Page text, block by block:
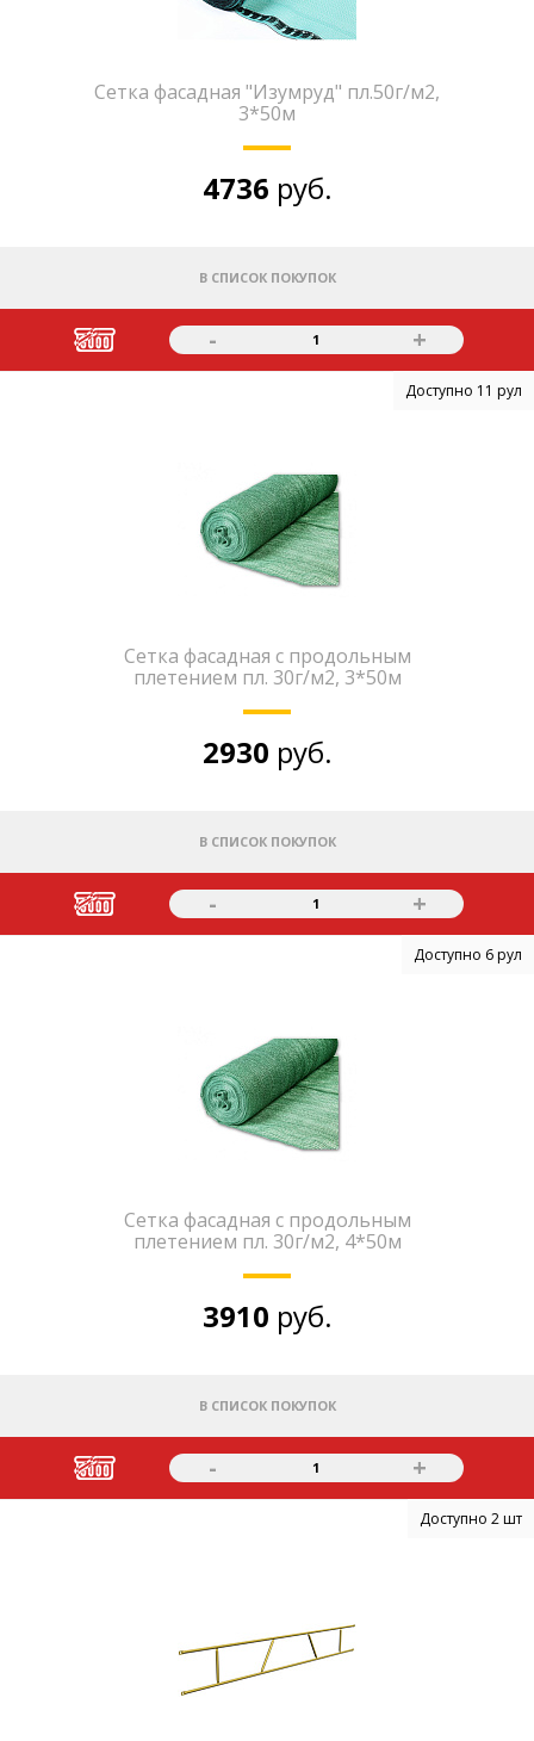
Сетка фасадная "Изумруд" пл.50г/м2,
3*50м
4736 руб.
В СПИСОК ПОКУПОК
- 1 +
Доступно 11 рул
Сетка фасадная с продольным
плетением пл. 30г/м2, 3*50м
2930 руб.
В СПИСОК ПОКУПОК
- 1 +
Доступно 6 рул
Сетка фасадная с продольным
плетением пл. 30г/м2, 4*50м
3910 руб.
В СПИСОК ПОКУПОК
- 1 +
Доступно 2 шт